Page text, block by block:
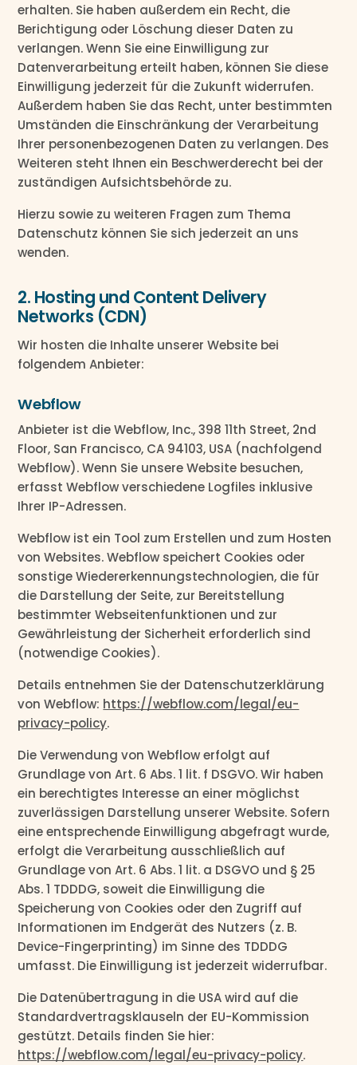
erhalten. Sie haben außerdem ein Recht, die
Berichtigung oder Löschung dieser Daten zu
verlangen. Wenn Sie eine Einwilligung zur
Datenverarbeitung erteilt haben, können Sie diese
Einwilligung jederzeit für die Zukunft widerrufen.
Außerdem haben Sie das Recht, unter bestimmten
Umständen die Einschränkung der Verarbeitung
Ihrer personenbezogenen Daten zu verlangen. Des
Weiteren steht Ihnen ein Beschwerderecht bei der
zuständigen Aufsichtsbehörde zu.
Hierzu sowie zu weiteren Fragen zum Thema
Datenschutz können Sie sich jederzeit an uns
wenden.
2. Hosting und Content Delivery
Networks (CDN)
Wir hosten die Inhalte unserer Website bei
folgendem Anbieter:
Webflow
Anbieter ist die Webflow, Inc., 398 11th Street, 2nd
Floor, San Francisco, CA 94103, USA (nachfolgend
Webflow). Wenn Sie unsere Website besuchen,
erfasst Webflow verschiedene Logfiles inklusive
Ihrer IP-Adressen.
Webflow ist ein Tool zum Erstellen und zum Hosten
von Websites. Webflow speichert Cookies oder
sonstige Wiedererkennungstechnologien, die für
die Darstellung der Seite, zur Bereitstellung
bestimmter Webseitenfunktionen und zur
Gewährleistung der Sicherheit erforderlich sind
(notwendige Cookies).
Details entnehmen Sie der Datenschutzerklärung
von Webflow: https://webflow.com/legal/eu-
privacy-policy.
Die Verwendung von Webflow erfolgt auf
Grundlage von Art. 6 Abs. 1 lit. f DSGVO. Wir haben
ein berechtigtes Interesse an einer möglichst
zuverlässigen Darstellung unserer Website. Sofern
eine entsprechende Einwilligung abgefragt wurde,
erfolgt die Verarbeitung ausschließlich auf
Grundlage von Art. 6 Abs. 1 lit. a DSGVO und § 25
Abs. 1 TDDDG, soweit die Einwilligung die
Speicherung von Cookies oder den Zugriff auf
Informationen im Endgerät des Nutzers (z. B.
Device-Fingerprinting) im Sinne des TDDDG
umfasst. Die Einwilligung ist jederzeit widerrufbar.
Die Datenübertragung in die USA wird auf die
Standardvertragsklauseln der EU-Kommission
gestützt. Details finden Sie hier:
https://webflow.com/legal/eu-privacy-policy.